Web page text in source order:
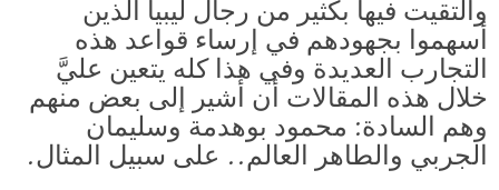
والتقيت فيها بكثير من رجال ليبيا الذين
أسهموا بجهودهم في إرساء قواعد هذه
التجارب العديدة وفي هذا كله يتعين عليَّ
خلال هذه المقالات أن أشير إلى بعض منهم
وهم السادة: محمود بوهدمة وسليمان
الجربي والطاهر العالم.. على سبيل المثال.